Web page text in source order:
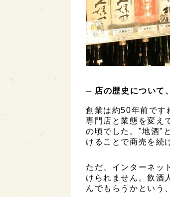
─ 店の歴史について
創業は約50年前です
専門店と業態を変え
の頃でした。"地酒"
けることで商売を続
ただ、インターネッ
けられません。飲酒
んでもらうかという